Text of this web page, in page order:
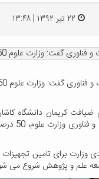
۲۲ تیر ۱۳۹۲ | ۱۳:۴۸
های خیرین در زمینه های پژوهشی را پرداخت می کند.
ضیافت کریمان دانشگاه
خیرین
از حمایت مالی 50 درصدی وزارت
علم و پژوهش شروع می